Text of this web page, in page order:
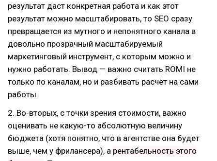
результат даст конкретная работа и как этот
результат можно масштабировать, то SEO сразу
превращается из мутного и непонятного канала в
довольно прозрачный масштабируемый
маркетинговый инструмент, с которым можно и
нужно работать. Вывод — важно считать ROMI не
только по каналам, но и разбивать расчёт на сами
работы.
2. Во-вторых, с точки зрения стоимости, важно
оценивать не какую-то абсолютную величину
бюджета (хотя понятно, что в агентстве она будет
выше, чем у фрилансера), а рентабельность этого